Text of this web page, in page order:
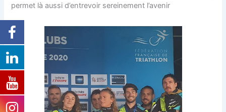
permet là aussi d’entrevoir sereinement l’avenir